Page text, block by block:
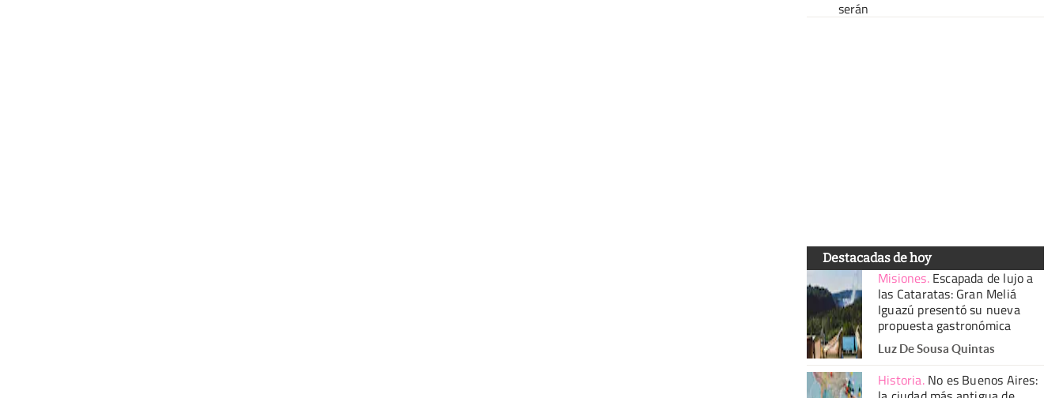
serán
Destacadas de hoy
Misiones. Escapada de lujo a
las Cataratas: Gran Meliá
Iguazú presentó su nueva
propuesta gastronómica
Luz De Sousa Quintas
Historia. No es Buenos Aires: